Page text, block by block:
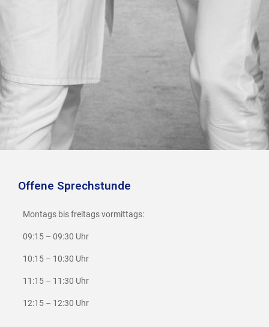
Offene Sprechstunde
Montags bis freitags vormittags:
09:15 – 09:30 Uhr
10:15 – 10:30 Uhr
11:15 – 11:30 Uhr
12:15 – 12:30 Uhr